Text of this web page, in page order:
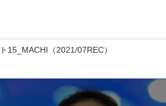
15_MACHI（2021/07REC）